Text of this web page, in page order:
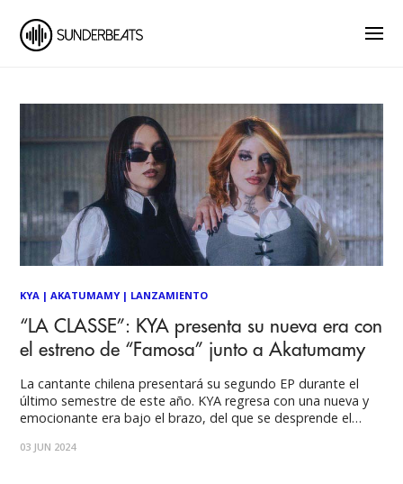
KYA |AKATUMAMY| LANZAMIENTO
“LA CLASSE”: KYA presenta su nueva era con
el estreno de “Famosa” junto a Akatumamy
La cantante chilena presentará su segundo EP durante el
último semestre de este año. KYA regresa con una nueva y
emocionante era bajo el brazo, del que se desprende el
su industria, de su escuela, de su salón de clases,
03 JUN 2024